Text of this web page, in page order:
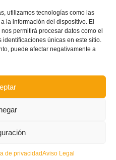
utilizamos tecnologías como las
la información del dispositivo. El
permitirá procesar datos como el
únicas en este sitio.
puede afectar negativamente a
de privacidadAviso Legal